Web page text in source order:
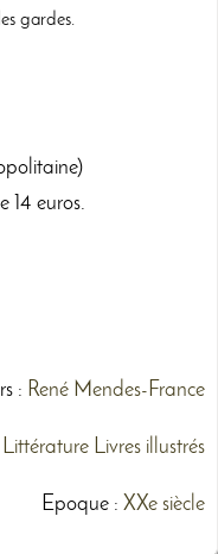
gardes.
14 euros.
: René Mendes-France
Littérature Livres illustrés
Epoque : XXe siècle